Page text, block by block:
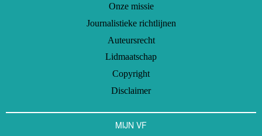
Onze missie
Journalistieke richtlijnen
Auteursrecht
Lidmaatschap
Copyright
Disclaimer
MIJN VF